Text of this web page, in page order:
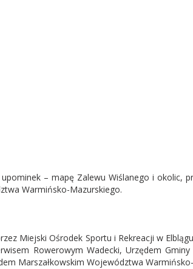
– mapę Zalewu Wiślanego i okolic,
Warmińsko-Mazurskiego.
Miejski Ośrodek Sportu i Rekreacji w
Rowerowym Wadecki, Urzędem
Marszałkowskim Województwa